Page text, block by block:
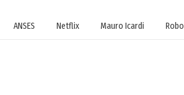
ANSES Netflix Mauro Icardi Robo